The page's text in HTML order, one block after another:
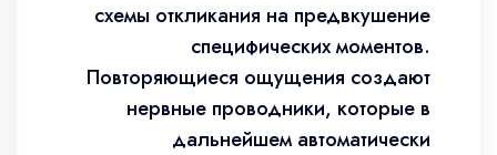
схемы откликания на предвкушение
специфических моментов.
Повторяющиеся ощущения создают
нервные проводники, которые в
дальнейшем автоматически